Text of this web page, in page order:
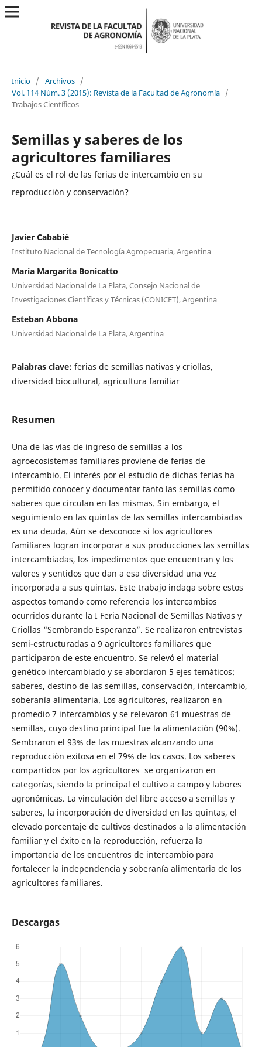
Inicio / Archivos /
Vol. 114 Núm. 3 (2015): Revista de la Facultad de Agronomía /
Trabajos Científicos
Semillas y saberes de los
agricultores familiares
¿Cuál es el rol de las ferias de intercambio en su
reproducción y conservación?
Javier Cababié
Instituto Nacional de Tecnología Agropecuaria, Argentina
María Margarita Bonicatto
Universidad Nacional de La Plata, Consejo Nacional de
Investigaciones Científicas y Técnicas (CONICET), Argentina
Esteban Abbona
Universidad Nacional de La Plata, Argentina
Palabras clave: ferias de semillas nativas y criollas,
diversidad biocultural, agricultura familiar
Resumen
Una de las vías de ingreso de semillas a los
agroecosistemas familiares proviene de ferias de
intercambio. El interés por el estudio de dichas ferias ha
permitido conocer y documentar tanto las semillas como
saberes que circulan en las mismas. Sin embargo, el
seguimiento en las quintas de las semillas intercambiadas
es una deuda. Aún se desconoce si los agricultores
familiares logran incorporar a sus producciones las semillas
intercambiadas, los impedimentos que encuentran y los
valores y sentidos que dan a esa diversidad una vez
incorporada a sus quintas. Este trabajo indaga sobre estos
aspectos tomando como referencia los intercambios
ocurridos durante la I Feria Nacional de Semillas Nativas y
Criollas “Sembrando Esperanza”. Se realizaron entrevistas
semi-estructuradas a 9 agricultores familiares que
participaron de este encuentro. Se relevó el material
genético intercambiado y se abordaron 5 ejes temáticos:
saberes, destino de las semillas, conservación, intercambio,
soberanía alimentaria. Los agricultores, realizaron en
promedio 7 intercambios y se relevaron 61 muestras de
semillas, cuyo destino principal fue la alimentación (90%).
Sembraron el 93% de las muestras alcanzando una
reproducción exitosa en el 79% de los casos. Los saberes
compartidos por los agricultores se organizaron en
categorías, siendo la principal el cultivo a campo y labores
agronómicas. La vinculación del libre acceso a semillas y
saberes, la incorporación de diversidad en las quintas, el
elevado porcentaje de cultivos destinados a la alimentación
familiar y el éxito en la reproducción, refuerza la
importancia de los encuentros de intercambio para
fortalecer la independencia y soberanía alimentaria de los
agricultores familiares.
Descargas